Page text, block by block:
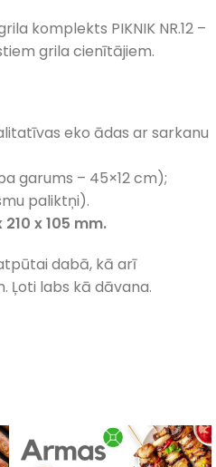
komplekts PIKNIK NR.12 –
grila cienītājiem.
eko ādas ar sarkanu
garums – 45×12 cm);
paliktņi).
x 105 mm.
dabā, kā arī
Ļoti labs kā dāvana.